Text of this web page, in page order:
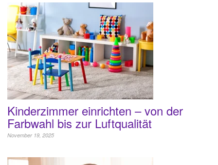
Kinderzimmer einrichten – von der
Farbwahl bis zur Luftqualität
November 19, 2025